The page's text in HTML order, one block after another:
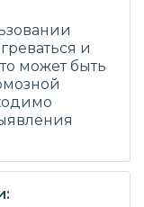
и
может быть